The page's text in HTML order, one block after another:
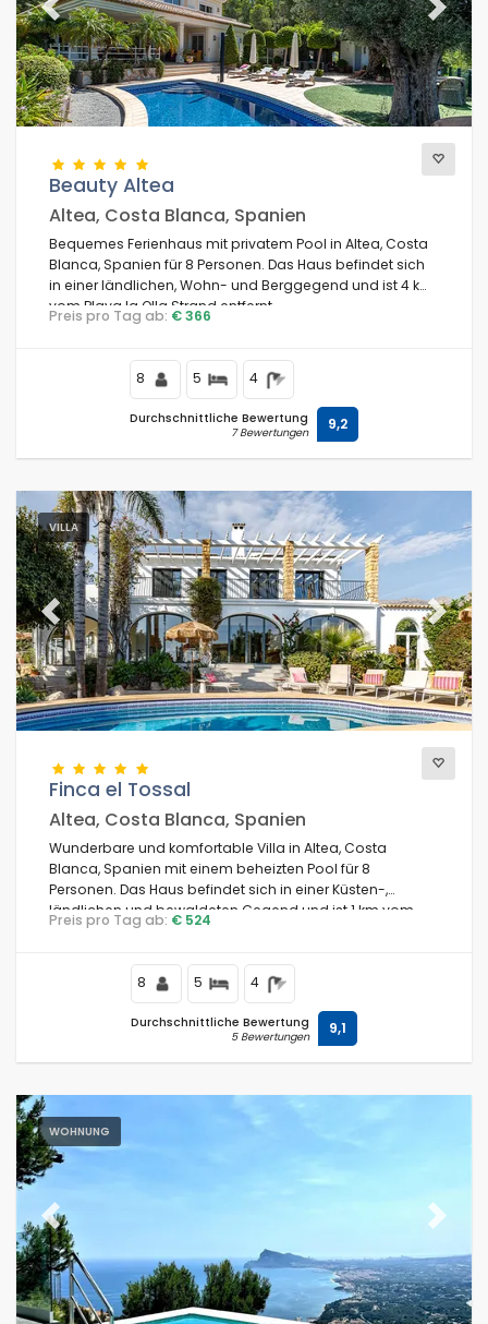
Previous Next
Beauty Altea
Altea, Costa Blanca, Spanien
Bequemes Ferienhaus mit privatem Pool in Altea, Costa
Blanca, Spanien für 8 Personen. Das Haus befindet sich
in einer ländlichen, Wohn- und Berggegend und ist 4 km
vom Playa la Olla Strand entfernt.
Preis pro Tag ab: € 366
8 5 4
Durchschnittliche Bewertung
7 Bewertungen 9,2
VILLA
Previous Next
Finca el Tossal
Altea, Costa Blanca, Spanien
Wunderbare und komfortable Villa in Altea, Costa
Blanca, Spanien mit einem beheizten Pool für 8
Personen. Das Haus befindet sich in einer Küsten-,
ländlichen und bewaldeten Gegend und ist 1 km vom
Strand von Altea entfernt.
Preis pro Tag ab: € 524
8 5 4
Durchschnittliche Bewertung
5 Bewertungen 9,1
WOHNUNG
Previous Next